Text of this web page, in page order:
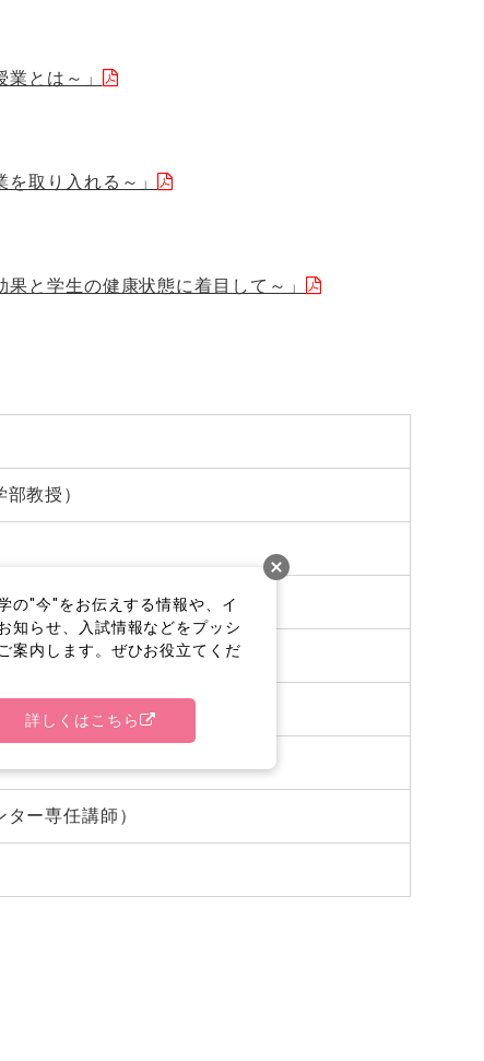
とは～」
取り入れる～」
と学生の健康状態に着目して～」
教授）
ー専任講師）
の"今"をお伝えする情報や、イ
知らせ、入試情報などをプッシ
案内します。ぜひお役立てくだ
詳しくはこちら